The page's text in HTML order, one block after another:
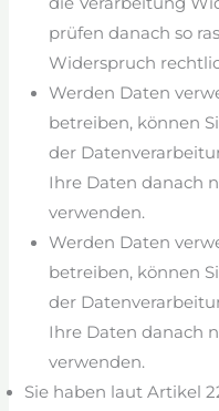
prüfen danach so
Widerspruch
Werden Daten
betreiben, können
der
Ihre Daten danach
verwenden.
Werden Daten
betreiben, können
der
Ihre Daten danach
verwenden.
Sie haben laut Artikel